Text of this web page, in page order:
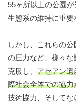
55ヶ所以上の公園
生態系の維持に重要
しかし、これらの
の圧力など、様々
克服し、 アセアン遺
際社会全体での協力
技術協力、そしてな